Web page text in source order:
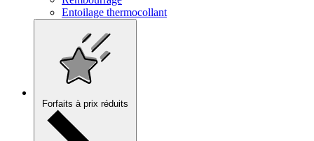
Entoilage thermocollant
Forfaits à prix réduits